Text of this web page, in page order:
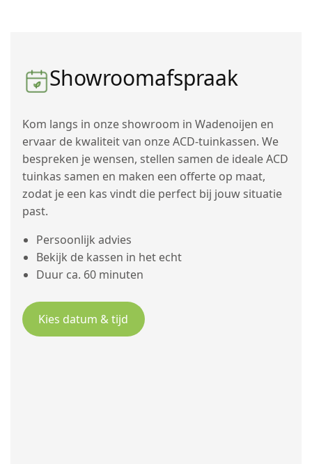
Showroomafspraak
Kom langs in onze showroom in Wadenoijen en
ervaar de kwaliteit van onze ACD-tuinkassen. We
bespreken je wensen, stellen samen de ideale ACD
tuinkas samen en maken een offerte op maat,
zodat je een kas vindt die perfect bij jouw situatie
past.
Persoonlijk advies
Bekijk de kassen in het echt
Duur ca. 60 minuten
Kies datum & tijd